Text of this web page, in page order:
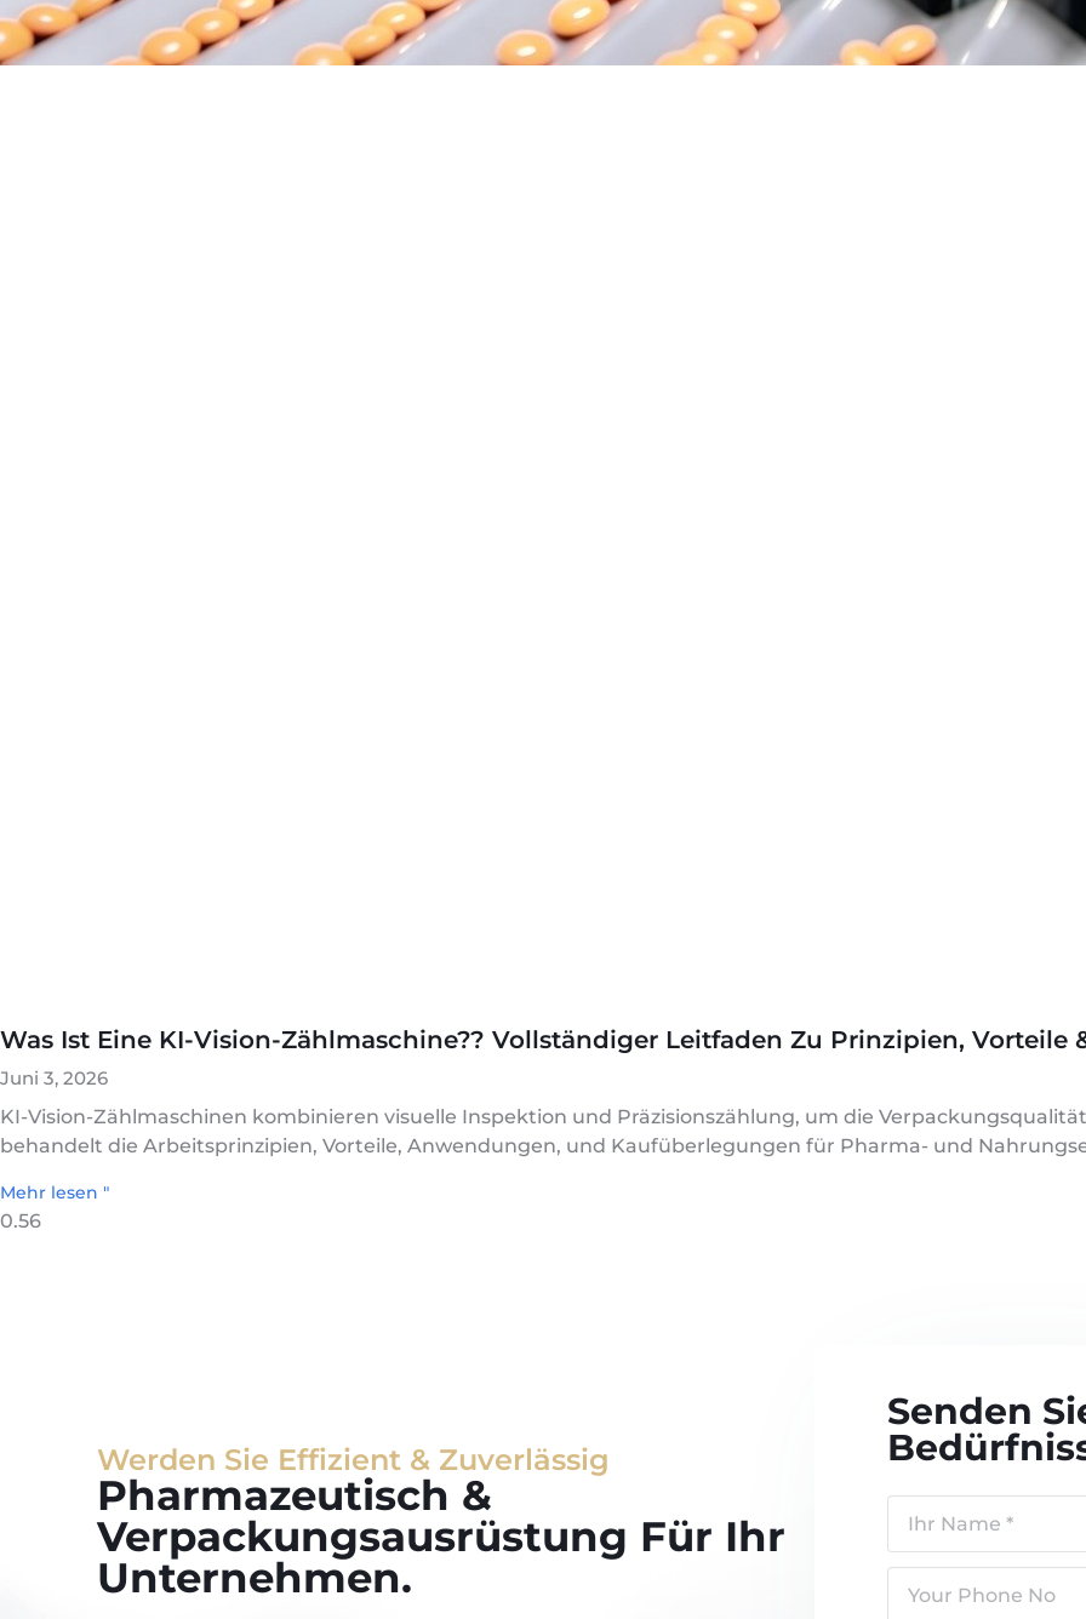
Was Ist Eine KI-Vision-Zählmaschine?? Vollständiger Leitfaden Zu Prinzipien, Vorteile
Juni 3, 2026
KI-Vision-Zählmaschinen kombinieren visuelle Inspektion und Präzisionszählung, um die
behandelt die Arbeitsprinzipien, Vorteile, Anwendungen, und Kaufüberlegungen für Pharma- und
Mehr lesen "
Werden Sie Effizient & Zuverlässig
Pharmazeutisch &
Verpackungsausrüstung Für Ihr
Unternehmen.
Senden